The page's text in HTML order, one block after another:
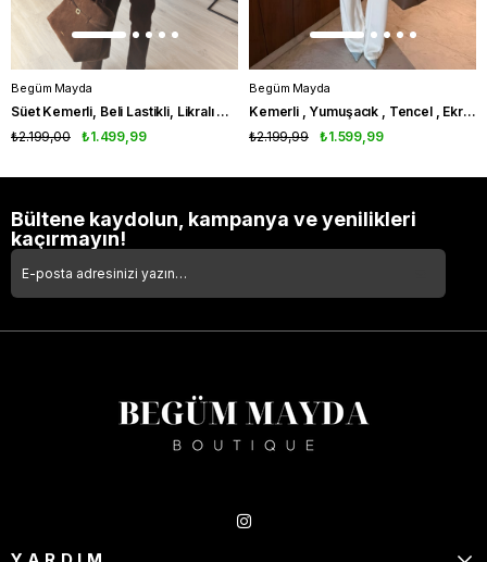
Begüm Mayda
Süet Kemerli, Beli Lastikli, Likralı Acıkahve Premium Tulum
₺1.499,99
₺2.199,00
Begüm Mayda
Kemerli , Yumuşacık , Tencel , Ekru Jean Tulum
₺1.599,99
₺2.199,99
Bültene kaydolun, kampanya ve yenilikleri
kaçırmayın!